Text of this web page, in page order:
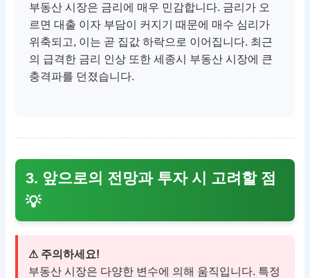
부동산 시장은 금리에 매우 민감합니다. 금리가 오
르면 대출 이자 부담이 커지기 때문에 매수 심리가
위축되고, 이는 곧 집값 하락으로 이어집니다. 최근
의 급격한 금리 인상 또한 세종시 부동산 시장에 큰
충격파를 던졌습니다.
3. 앞으로의 전망과 투자 시 고려할 점
💡
⚠ 주의하세요!
부동산 시장은 다양한 변수에 의해 움직입니다. 특정